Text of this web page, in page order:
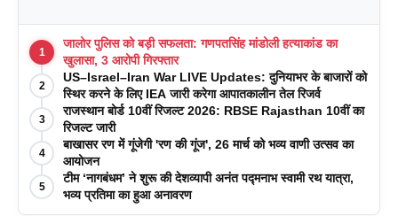
1
जालोर पुलिस को बड़ी सफलता: गणपतसिंह मांडोली हत्याकांड का
खुलासा, 3 आरोपी गिरफ्तार
2
US–Israel–Iran War LIVE Updates: दुनियाभर के बाजारों को
स्थिर करने के लिए IEA जारी करेगा आपातकालीन तेल रिजर्व
3
राजस्थान बोर्ड 10वीं रिजल्ट 2026: RBSE Rajasthan 10वीं का
रिजल्ट जारी
4
बाखासर रण में गूंजेगी 'रण की गूंज', 26 मार्च को भव्य वाणी उत्सव का
आयोजन
5
टीम ‘नागबंधम’ ने शुरू की देशव्यापी अनंत पद्मनाभ स्वामी रथ यात्रा,
भव्य प्रतिमा का हुआ अनावरण